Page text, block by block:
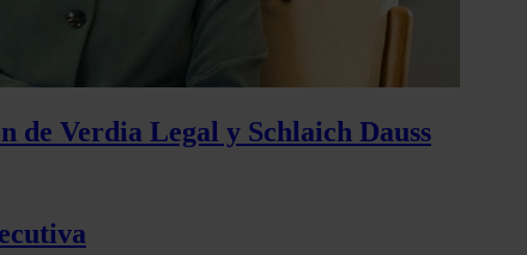
de Verdia Legal y Schlaich Dauss